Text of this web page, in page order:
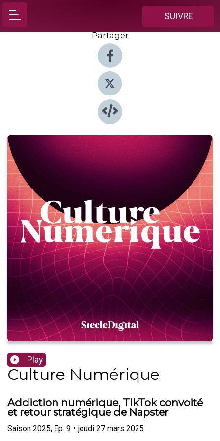
SUIVRE
Partager
Play
Culture Numérique
Addiction numérique, TikTok convoité
et retour stratégique de Napster
Saison 2025, Ep. 9 • jeudi 27 mars 2025